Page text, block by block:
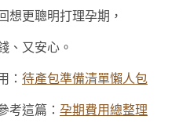
想更聰明打理孕期，
、又安心。
： 待產包準備清單懶人包
考這篇： 孕期費用總整理